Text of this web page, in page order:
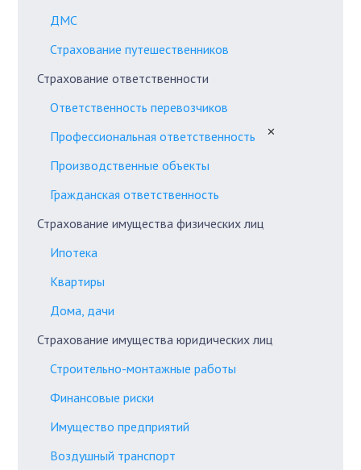
ДМС
Страхование путешественников
Страхование ответственности
Ответственность перевозчиков
Профессиональная ответственность
✕
Производственные объекты
Гражданская ответственность
Страхование имущества физических лиц
Ипотека
Квартиры
Дома, дачи
Страхование имущества юридических лиц
Строительно-монтажные работы
Финансовые риски
Имущество предприятий
Воздушный транспорт